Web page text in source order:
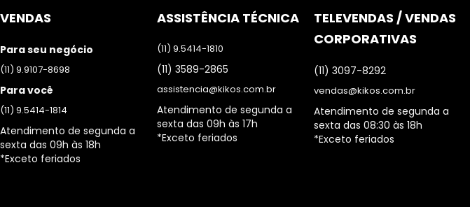
VENDAS
Para seu negócio
(11) 9.9107-8698
Para você
(11) 9.5414-1814
Atendimento de segunda a
sexta das 09h às 18h
*Exceto feriados
ASSISTÊNCIA TÉCNICA
(11) 9.5414-1810
(11) 3589-2865
assistencia@kikos.com.br
Atendimento de segunda a
sexta das 09h às 17h
*Exceto feriados
TELEVENDAS / VENDAS
CORPORATIVAS
(11) 3097-8292
vendas@kikos.com.br
Atendimento de segunda a
sexta das 08:30 às 18h
*Exceto feriados